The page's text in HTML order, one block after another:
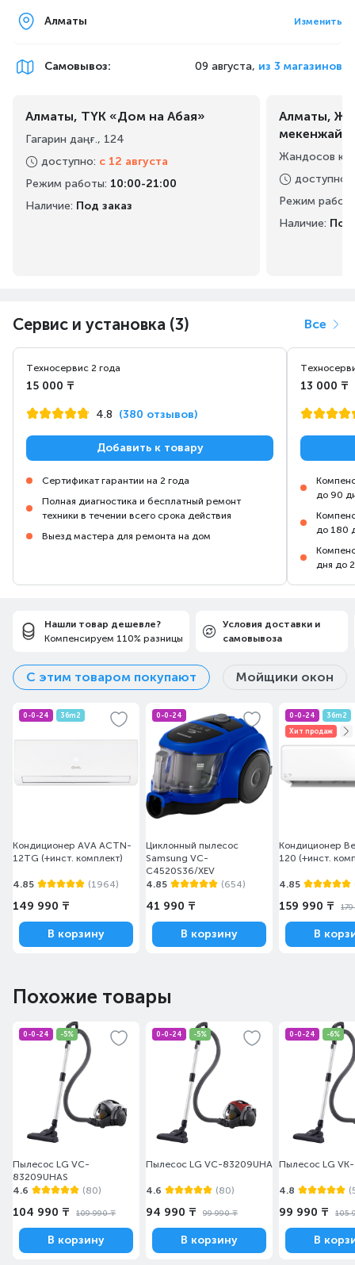
Алматы Изменить
Самовывоз: 09 августа, из 3 магазинов
Алматы, ТҮК «Дом на Абая»
Гагарин даңғ., 124
доступно: с 12 августа
Режим работы: 10:00-21:00
Наличие: Под заказ
Алматы,
Жандосов
доступно
Режим
Наличие: Под
Сервис и установка (3) Все
Техносервис 2 года
15 000 ₸
4.8 (380 отзывов)
Добавить к товару
Сертификат гарантии на 2 года
Полная диагностика и бесплатный ремонт
техники в течении всего срока действия
Выезд мастера для ремонта на дом
13 000 ₸
до 90
до 180
дня до
Нашли товар дешевле?
Компенсируем 110% разницы
Условия доставки и
самовывоза
С этим товаром покупают Мойщики окон
0-0-24 36m2
Кондиционер AVA ACTN-
12TG (+инст. комплект)
4.85 (1964)
149 990 ₸
В корзину
0-0-24
Циклонный пылесос
Samsung VC-
C4520S36/XEV
4.85
(654)
41 990 ₸
В корзину
0-0-24
36m2
Хит продаж
Кондиционер
120 (+инст.
4.85
159 990 ₸
В
Похожие товары
0-0-24 -5%
Пылесос LG VC-
83209UHAS
4.6
(80)
104 990 ₸ 109 990 ₸
В корзину
0-0-24 -5%
Пылесос LG VC-83209UHA
4.6 (80)
94 990 ₸ 99 990 ₸
В корзину
0-0-24 -6%
Пылесос LG
4.8
99 990 ₸ 105
В